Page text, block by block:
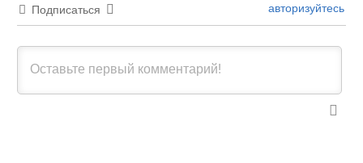
Подписаться авторизуйтесь